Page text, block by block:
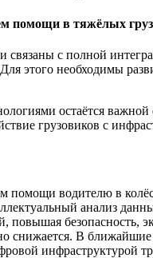
помощи в тяжёлых
с полной
этого необходимы
остаётся
грузовиков с
помощи водителю в
анализ
повышая безопасность,
снижается. В
инфраструктурой